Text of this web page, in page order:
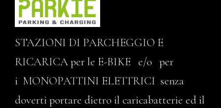
STAZIONI DI PARCHEGGIO E
RICARICA per le E-BIKE e/o per
i MONOPATTINI ELETTRICI senza
doverti portare dietro il caricabatterie ed il